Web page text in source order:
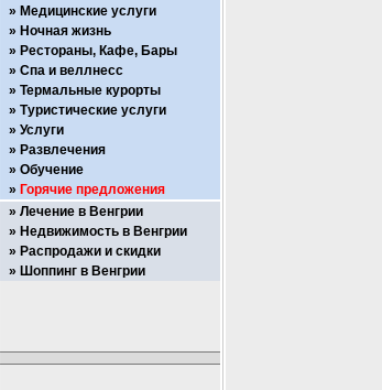
Медицинские услуги
Ночная жизнь
Рестораны, Кафе, Бары
Спа и веллнесс
Термальные курорты
Туристические услуги
Услуги
Развлечения
Обучение
Горячие предложения
Лечение в Венгрии
Недвижимость в Венгрии
Распродажи и скидки
Шоппинг в Венгрии